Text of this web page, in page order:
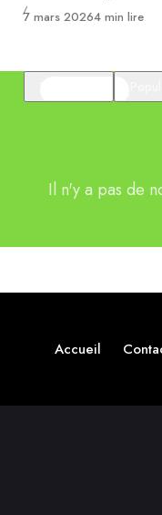
Publié
7 mars 20264 min lire
Il n'y a pas de
Accueil